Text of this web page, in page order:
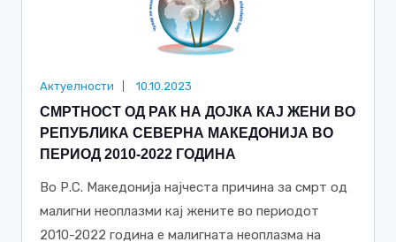
Актуелности 10.10.2023
СМРТНОСТ ОД РАК НА ДОЈКА КАЈ ЖЕНИ ВО
РЕПУБЛИКА СЕВЕРНА МАКЕДОНИЈА ВО
ПЕРИОД 2010-2022 ГОДИНА
Во Р.С. Македонија најчеста причина за смрт од
малигни неоплазми кај жените во периодот
2010-2022 година е малигната неоплазма на